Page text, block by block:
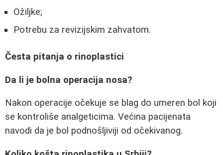
Ožiljke;
Potrebu za revizijskim zahvatom.
Česta pitanja o rinoplastici
Da li je bolna operacija nosa?
Nakon operacije očekuje se blag do umeren bol koji
se kontroliše analgeticima. Većina pacijenata
navodi da je bol podnošljiviji od očekivanog.